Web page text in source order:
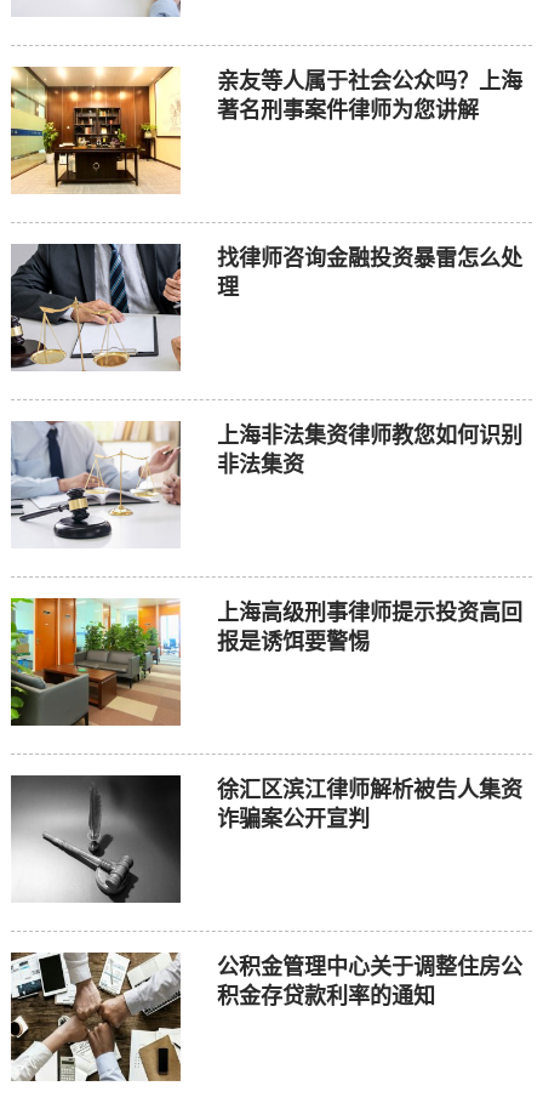
亲友等人属于社会公众吗？上海
著名刑事案件律师为您讲解
找律师咨询金融投资暴雷怎么处
理
上海非法集资律师教您如何识别
非法集资
上海高级刑事律师提示投资高回
报是诱饵要警惕
徐汇区滨江律师解析被告人集资
诈骗案公开宣判
公积金管理中心关于调整住房公
积金存贷款利率的通知